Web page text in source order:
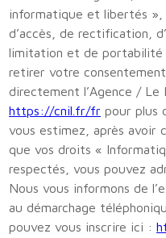
informatique et libertés »,
d’accès, de rectification,
limitation et de portabilité
retirer votre
directement l’Agence / Le
https://cnil.fr/fr pour plus
vous estimez, après avoir
que vos droits «
respectés, vous pouvez
Nous vous informons de
au démarchage
pouvez vous inscrire ici :